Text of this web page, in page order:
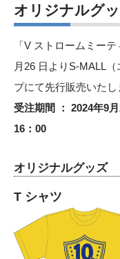
オリジナルグ
「V ストロームミー
月26 日よりS-MALL
プにて先行販売いたし
受注期間 ： 2024年9
16：00
オリジナルグッズ
T シャツ